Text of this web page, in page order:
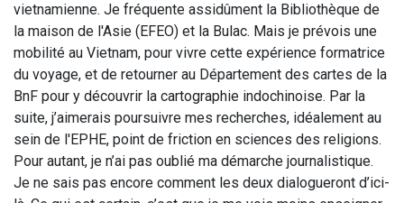
vietnamienne. Je fréquente assidûment la Bibliothèque de
la maison de l'Asie (EFEO) et la Bulac. Mais je prévois une
mobilité au Vietnam, pour vivre cette expérience formatrice
du voyage, et de retourner au Département des cartes de la
BnF pour y découvrir la cartographie indochinoise. Par la
suite, j’aimerais poursuivre mes recherches, idéalement au
sein de l'EPHE, point de friction en sciences des religions.
Pour autant, je n’ai pas oublié ma démarche journalistique.
Je ne sais pas encore comment les deux dialogueront d’ici-